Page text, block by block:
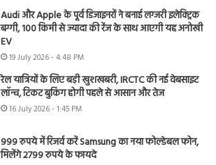
Audi और Apple के पूर्व डिजाइनरों ने बनाई लग्जरी इलेक्ट्रिक
बग्गी, 100 किमी से ज्यादा की रेंज के साथ आएगी यह अनोखी
EV
19 July 2026 - 4:48 PM
रेल यात्रियों के लिए बड़ी खुशखबरी, IRCTC की नई वेबसाइट
लॉन्च, टिकट बुकिंग होगी पहले से आसान और तेज
16 July 2026 - 1:45 PM
999 रुपये में रिजर्व करें Samsung का नया फोल्डेबल फोन,
मिलेंगे 2799 रुपये के फायदे